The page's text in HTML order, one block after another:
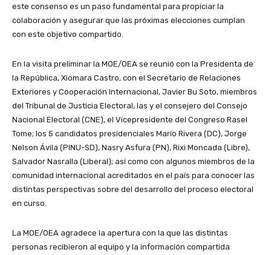
este consenso es un paso fundamental para propiciar la
colaboración y asegurar que las próximas elecciones cumplan
con este objetivo compartido.
En la visita preliminar la MOE/OEA se reunió con la Presidenta de
la República, Xiomara Castro, con el Secretario de Relaciones
Exteriores y Cooperación Internacional, Javier Bu Soto, miembros
del Tribunal de Justicia Electoral, las y el consejero del Consejo
Nacional Electoral (CNE), el Vicepresidente del Congreso Rasel
Tome; los 5 candidatos presidenciales Mario Rivera (DC), Jorge
Nelson Ávila (PINU-SD), Nasry Asfura (PN), Rixi Moncada (Libre),
Salvador Nasralla (Liberal); así como con algunos miembros de la
comunidad internacional acreditados en el país para conocer las
distintas perspectivas sobre del desarrollo del proceso electoral
en curso.
La MOE/OEA agradece la apertura con la que las distintas
personas recibieron al equipo y la información compartida